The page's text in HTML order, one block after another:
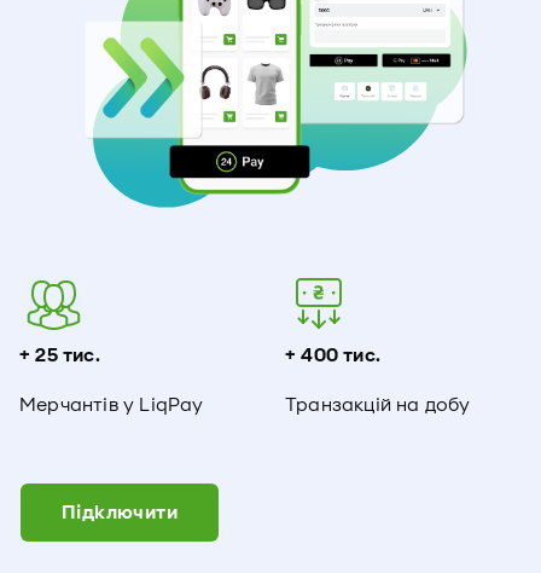
+ 25 тис.
Мерчантів у LiqPay
+ 400 тис.
Транзакцій на добу
Підключити